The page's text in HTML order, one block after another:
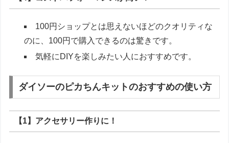
100円ショップとは思えないほどのクオリティな
のに、100円で購入できるのは驚きです。
気軽にDIYを楽しみたい人におすすめです。
ダイソーのピカちんキットのおすすめの使い方
【1】アクセサリー作りに！